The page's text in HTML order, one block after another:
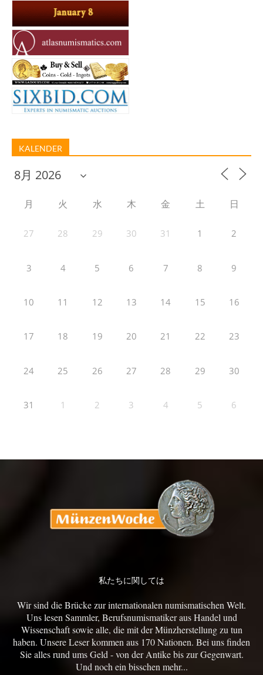
KALENDER
月 火 水 木 金 土 日
27 28 29 30 31 1 2
3 4 5 6 7 8 9
10 11 12 13 14 15 16
17 18 19 20 21 22 23
24 25 26 27 28 29 30
31 1 2 3 4 5 6
私たちに関しては
Wir sind die Brücke zur internationalen numismatischen Welt.
Uns lesen Sammler, Berufsnumismatiker aus Handel und
Wissenschaft sowie alle, die mit der Münzherstellung zu tun
haben. Unsere Leser kommen aus 170 Nationen. Bei uns finden
Sie alles rund ums Geld - von der Antike bis zur Gegenwart.
Und noch ein bisschen mehr...